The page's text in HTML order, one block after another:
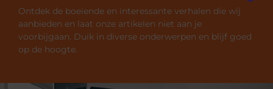
Ontdek de boeiende en interessante verhalen die wij
aanbieden en laat onze artikelen niet aan je
voorbijgaan. Duik in diverse onderwerpen en blijf goed
op de hoogte.